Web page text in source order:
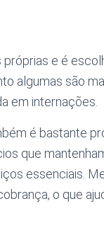
e é
algumas são
em internações.
é bastante
que
essenciais.
o que